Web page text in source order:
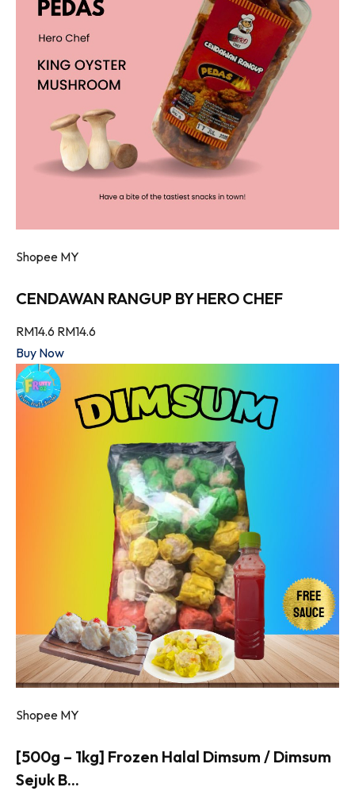
Shopee MY
CENDAWAN RANGUP BY HERO CHEF
RM14.6 RM14.6
Buy Now
Shopee MY
[500g – 1kg] Frozen Halal Dimsum / Dimsum
Sejuk B...